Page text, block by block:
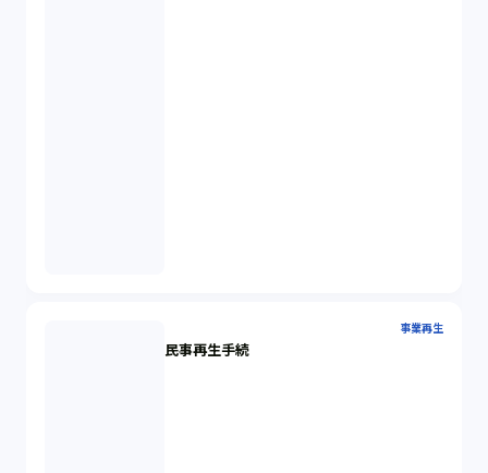
事業再生
民事再生手続